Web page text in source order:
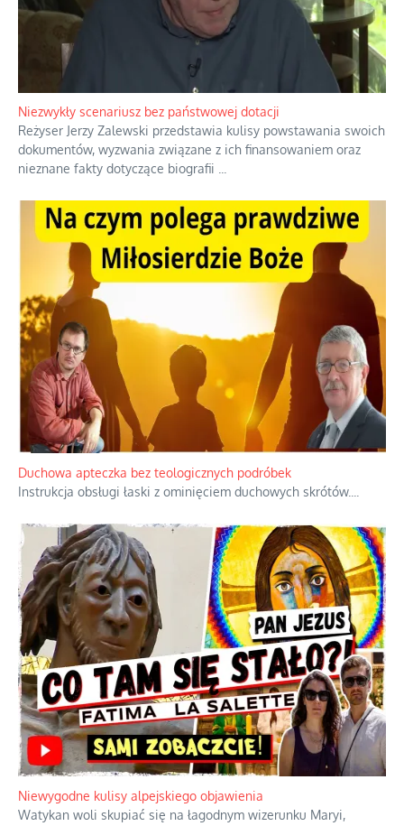
Niezwykły scenariusz bez państwowej dotacji
Reżyser Jerzy Zalewski przedstawia kulisy powstawania swoich
dokumentów, wyzwania związane z ich finansowaniem oraz
nieznane fakty dotyczące biografii
Duchowa apteczka bez teologicznych podróbek
Instrukcja obsługi łaski z ominięciem duchowych skrótów.
Niewygodne kulisy alpejskiego objawienia
Watykan woli skupiać się na łagodnym wizerunku Maryi,